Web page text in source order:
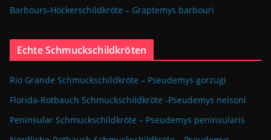
Barbours-Höckerschildkröte – Graptemys barbouri
Echte Schmuckschildkröten
Rio Grande Schmuckschildkröte – Pseudemys gorzugi
Florida-Rotbauch Schmuckschildkröte -Pseudemys nelsoni
Peninsular Schmuckschildkröte – Pseudemys peninsularis